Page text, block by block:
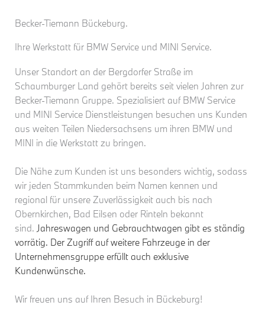
Becker-Tiemann Bückeburg.
Ihre Werkstatt für BMW Service und MINI Service.
Unser Standort an der Bergdorfer Straße im
Schaumburger Land gehört bereits seit vielen Jahren zur
Becker-Tiemann Gruppe. Spezialisiert auf BMW Service
und MINI Service Dienstleistungen besuchen uns Kunden
aus weiten Teilen Niedersachsens um ihren BMW und
MINI in die Werkstatt zu bringen.
Die Nähe zum Kunden ist uns besonders wichtig, sodass
wir jeden Stammkunden beim Namen kennen und
regional für unsere Zuverlässigkeit auch bis nach
Obernkirchen, Bad Eilsen oder Rinteln bekannt
sind. Jahreswagen und Gebrauchtwagen gibt es ständig
vorrätig. Der Zugriff auf weitere Fahrzeuge in der
Unternehmensgruppe erfüllt auch exklusive
Kundenwünsche.
Wir freuen uns auf Ihren Besuch in Bückeburg!